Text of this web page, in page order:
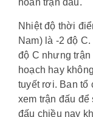
hoãn trận đấu.
Nhiệt độ thời
Nam) là -2 độ
độ C nhưng trận
hoạch hay
tuyết rơi. Ban tổ
xem trận đấu để
đấu chiều nay